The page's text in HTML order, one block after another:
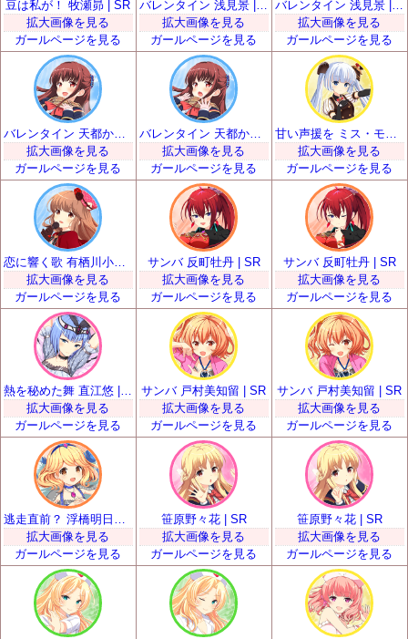
豆は私が！ 牧瀬昴 | SR
拡大画像を見る
ガールページを見る
拡大画像を見る
ガールページを見る
拡大画像を見る
ガールページを見る
拡大画像を見る
ガールページを見る
バレンタイン 天都かなた | SR
拡大画像を見る
ガールページを見る
拡大画像を見る
ガールページを見る
拡大画像を見る
ガールページを見る
サンバ 反町牡丹 | SR
拡大画像を見る
ガールページを見る
サンバ 反町牡丹 | SR
拡大画像を見る
ガールページを見る
拡大画像を見る
ガールページを見る
サンバ 戸村美知留 | SR
拡大画像を見る
ガールページを見る
サンバ 戸村美知留 | SR
拡大画像を見る
ガールページを見る
拡大画像を見る
ガールページを見る
笹原野々花 | SR
拡大画像を見る
ガールページを見る
笹原野々花 | SR
拡大画像を見る
ガールページを見る